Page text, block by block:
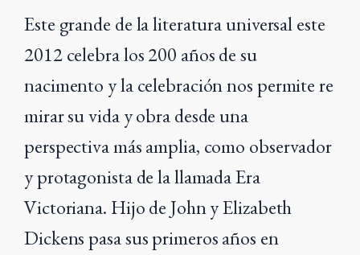
Este grande de la literatura universal este
2012 celebra los 200 años de su
nacimento y la celebración nos permite re
mirar su vida y obra desde una
perspectiva más amplia, como observador
y protagonista de la llamada Era
Victoriana. Hijo de John y Elizabeth
Dickens pasa sus primeros años en